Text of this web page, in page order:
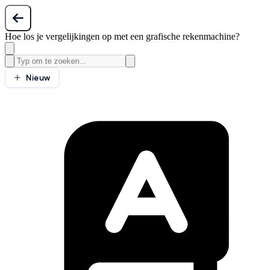
Hoe los je vergelijkingen op met een grafische rekenmachine?
Nieuw